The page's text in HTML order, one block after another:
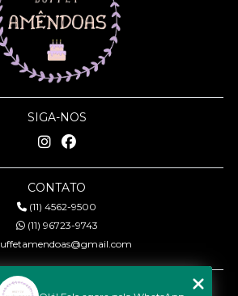
SIGA-NOS
CONTATO
(11) 4562-9500
(11) 96723-9743
MENU